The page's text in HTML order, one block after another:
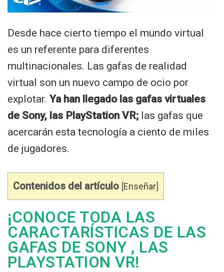
Desde hace cierto tiempo el mundo virtual
es un referente para diferentes
multinacionales. Las gafas de realidad
virtual son un nuevo campo de ocio por
explotar. Ya han llegado las gafas virtuales
de Sony, las PlayStation VR; las gafas que
acercarán esta tecnología a ciento de miles
de jugadores.
Contenidos del artículo [Enseñar]
¡CONOCE TODA LAS
CARACTARÍSTICAS DE LAS
GAFAS DE SONY , LAS
PLAYSTATION VR!